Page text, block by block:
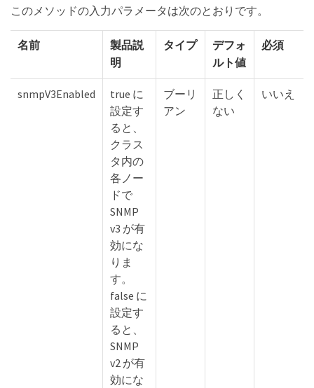
このメソッドの入力パラメータは次のとおりです。
名前
製品説
明
タイプ
デフォ
ルト値
必須
snmpV3Enabled
true に
設定す
ると、
クラス
タ内の
各ノー
ドで
SNMP
v3 が有
効にな
りま
す。
false に
設定す
ると、
SNMP
v2 が有
効にな
ブーリ
アン
正しく
ない
いいえ